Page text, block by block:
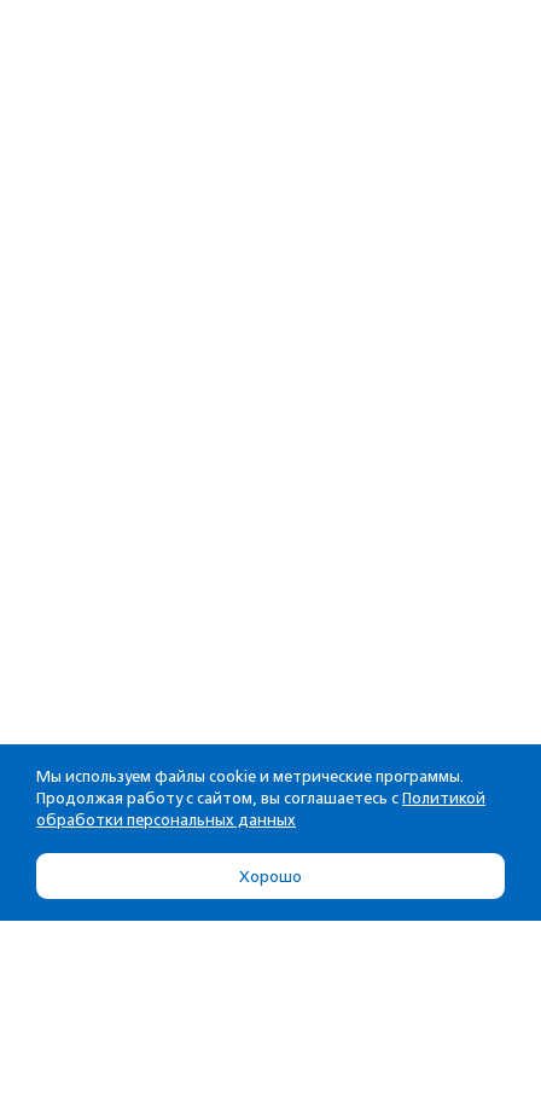
Мы используем файлы cookie и метрические программы.
Продолжая работу с сайтом, вы соглашаетесь с Политикой
обработки персональных данных
Хорошо